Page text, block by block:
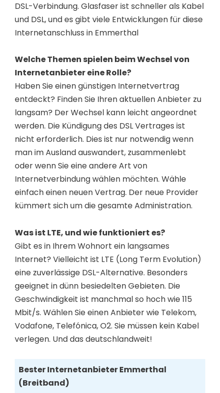
DSL-Verbindung. Glasfaser ist schneller als Kabel
und DSL, und es gibt viele Entwicklungen für diese
Internetanschluss in Emmerthal
Welche Themen spielen beim Wechsel von
Internetanbieter eine Rolle?
Haben Sie einen günstigen Internetvertrag
entdeckt? Finden Sie Ihren aktuellen Anbieter zu
langsam? Der Wechsel kann leicht angeordnet
werden. Die Kündigung des DSL Vertrages ist
nicht erforderlich. Dies ist nur notwendig wenn
man im Ausland auswandert, zusammenlebt
oder wenn Sie eine andere Art von
Internetverbindung wählen möchten. Wähle
einfach einen neuen Vertrag. Der neue Provider
kümmert sich um die gesamte Administration.
Was ist LTE, und wie funktioniert es?
Gibt es in Ihrem Wohnort ein langsames
Internet? Vielleicht ist LTE (Long Term Evolution)
eine zuverlässige DSL-Alternative. Besonders
geeignet in dünn besiedelten Gebieten. Die
Geschwindigkeit ist manchmal so hoch wie 115
Mbit/s. Wählen Sie einen Anbieter wie Telekom,
Vodafone, Telefónica, O2. Sie müssen kein Kabel
verlegen. Und das deutschlandweit!
Bester Internetanbieter Emmerthal
(Breitband)